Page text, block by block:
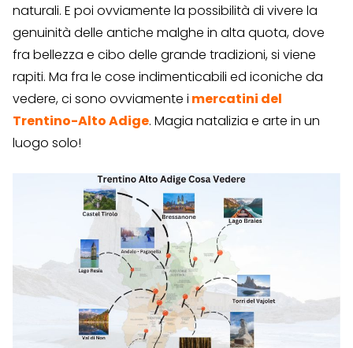
naturali. E poi ovviamente la possibilità di vivere la
genuinità delle antiche malghe in alta quota, dove
fra bellezza e cibo delle grande tradizioni, si viene
rapiti. Ma fra le cose indimenticabili ed iconiche da
vedere, ci sono ovviamente i mercatini del
Trentino-Alto Adige. Magia natalizia e arte in un
luogo solo!